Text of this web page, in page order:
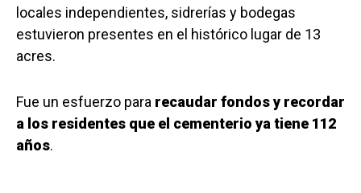
locales independientes, sidrerías y bodegas
estuvieron presentes en el histórico lugar de 13
acres.
Fue un esfuerzo para recaudar fondos y recordar
a los residentes que el cementerio ya tiene 112
años.